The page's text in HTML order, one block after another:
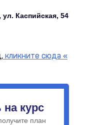
ул. Каспийская, 54
курс
план
кликните сюда «